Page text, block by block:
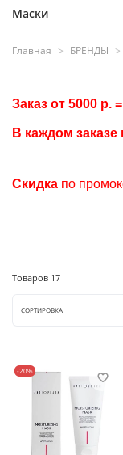
Маски
Главная БРЕНДЫ
Заказ от 5000 р.
В каждом
Скидка по
Товаров 17
СОРТИРОВКА
-20%